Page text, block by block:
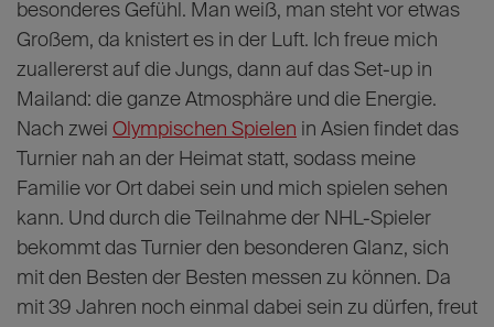
besonderes Gefühl. Man weiß, man steht vor etwas
Großem, da knistert es in der Luft. Ich freue mich
zuallererst auf die Jungs, dann auf das Set-up in
Mailand: die ganze Atmosphäre und die Energie.
Nach zwei Olympischen Spielen in Asien findet das
Turnier nah an der Heimat statt, sodass meine
Familie vor Ort dabei sein und mich spielen sehen
kann. Und durch die Teilnahme der NHL-Spieler
bekommt das Turnier den besonderen Glanz, sich
mit den Besten der Besten messen zu können. Da
mit 39 Jahren noch einmal dabei sein zu dürfen, freut